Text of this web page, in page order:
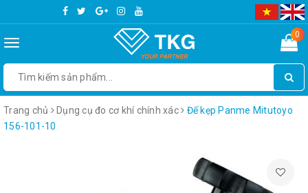
Toggle
0
Trang chủ Dụng cụ đo cơ khí chính xác
Đế kẹp Panme Mitutoyo
156-101-10